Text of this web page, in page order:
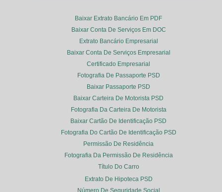
Baixar Extrato Bancário Em PDF
Baixar Conta De Serviços Em DOC
Extrato Bancário Empresarial
Baixar Conta De Serviços Empresarial
Certificado Empresarial
Fotografia De Passaporte PSD
Baixar Passaporte PSD
Baixar Carteira De Motorista PSD
Fotografia Da Carteira De Motorista
Baixar Cartão De Identificação PSD
Fotografia Do Cartão De Identificação PSD
Permissão De Residência
Fotografia Da Permissão De Residência
Título Do Carro
Extrato De Hipoteca PSD
Número De Seguridade Social